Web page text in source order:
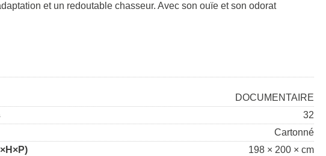
et un redoutable chasseur. Avec son ouïe et son odorat
DOCUMENTAIRE
32
Cartonné
198 × 200 × cm